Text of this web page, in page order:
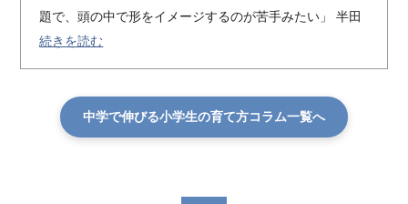
題で、頭の中で形をイメージするのが苦手みたい」 半田
続きを読む
中学で伸びる小学生の育て方コラム一覧へ